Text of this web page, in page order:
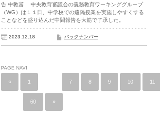
告 中教審 中央教育審議会の義務教育ワーキンググループ
（WG）は１１日、中学校での遠隔授業を実施しやすくする
ことなどを盛り込んだ中間報告を大筋で了承した。
2023.12.18 バックナンバー
PAGE NAVI
« 1 7 8 9 10 11
60 »